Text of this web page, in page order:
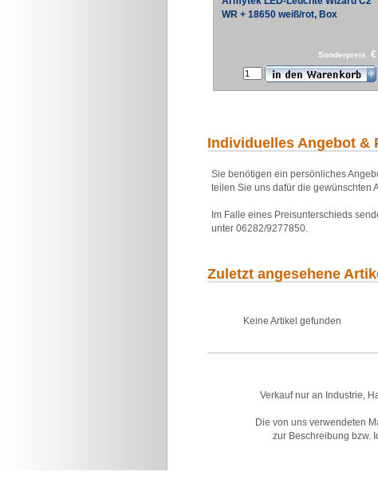
WR + 18650 weiß/rot, Box
Sonderpreis €
Individuelles Angebot &
Sie benötigen ein persönliches
teilen Sie uns dafür die gewünschten
Im Falle eines Preisunterschieds
unter 06282/9277850.
Zuletzt angesehene
Keine Artikel gefunden
Verkauf nur an Industrie,
Die von uns verwendeten
zur Beschreibung bzw.